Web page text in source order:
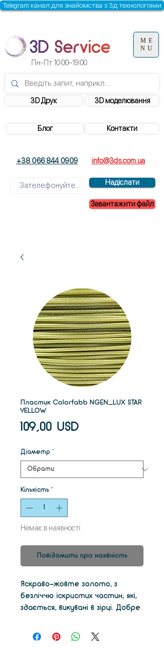
3D моделювання
Контакти
3D Друк
+38 066 844 0909 info@3ds.com.ua
Надіслати
Завантажити файл
Блог
Пн-Пт 10:00–19:00
Telegram канал для знайомства з 3д технологіями
ME
NU
Пластик Colorfabb NGEN_LUX STAR
YELLOW
109,00 USDЦіна
Діаметр *
Кількість *
Немає в наявності
Повідомити про наявність
Яскраво-жовте золото, з
безліччю іскристих частин, які,
здається, викувані в зірці. Добре
чудово здалеку, а ще краще
поблизу. Це може бути